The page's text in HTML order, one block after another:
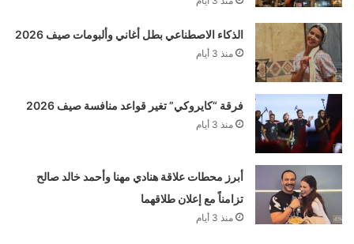
الذكاء الاصطناعي بطل أغاني وألبومات صيف 2026
منذ 3 أيام
فرقة “كايروكي” تغير قواعد منافسة صيف 2026
منذ 3 أيام
أبرز محطات علاقة هنادي مهنا وأحمد خالد صالح
تزامناً مع إعلان طلاقهما
منذ 3 أيام